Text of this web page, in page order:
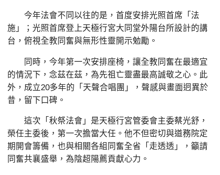
今年法會不同以往的是，首度安排光照首席「法
施」；光照首席登上天極行宮大同堂外陽台所設計的講
台，俯視全教同奮與無形性靈開示勉勵。
同時，今年第一次安排座椅，讓全教同奮在最適宜
的情況下，念茲在茲，為先祖亡靈盡最高誠敬之心。此
外，成立20多年的「天聲合唱團」，聲感與畫面迥異於
昔，留下口碑。
這次「秋祭法會」是天極行宮管委會主委蔡光舒，
榮任主委後，第一次擔當大任。他不但密切與道務院定
期開會籌備，也與相關各組同奮全省「走透透」，籲請
同奮共襄盛舉，為陰超陽薦貢獻心力。